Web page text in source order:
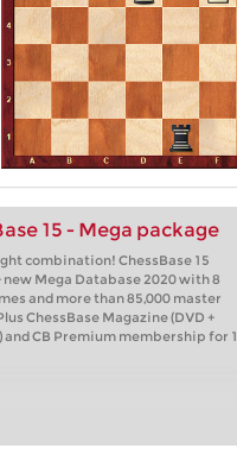
15 - Mega package
combination! ChessBase 15
new Mega Database 2020 with 8
and more than 85,000 master
ChessBase Magazine (DVD +
and CB Premium membership for 1